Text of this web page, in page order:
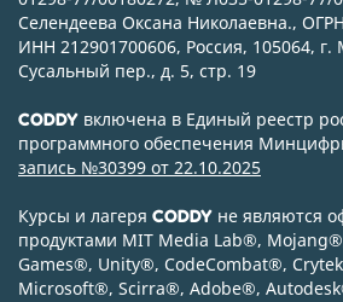
Селендеева Оксана Николаевна.,
ИНН 212901700606, Россия, 105064,
Сусальный пер., д. 5, стр. 19
CODDY включена в Единый реестр
программного обеспечения
запись №30399 от 22.10.2025
Курсы и лагеря CODDY не являются
продуктами MIT Media Lab®, Mojang®
Games®, Unity®, CodeСombat®, Crytek
Microsoft®, Scirra®, Adobe®, Autodesk